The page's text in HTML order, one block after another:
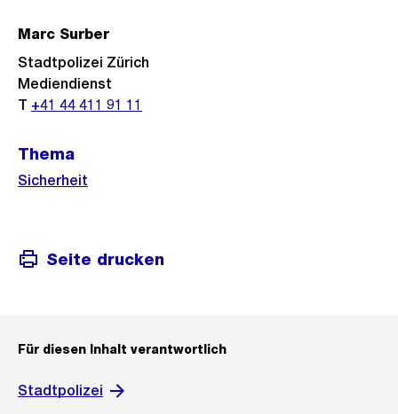
Marc Surber
Stadtpolizei Zürich
Mediendienst
T +41 44 411 91 11
Thema
Sicherheit
Seite drucken
Für diesen Inhalt verantwortlich
Stadtpolizei